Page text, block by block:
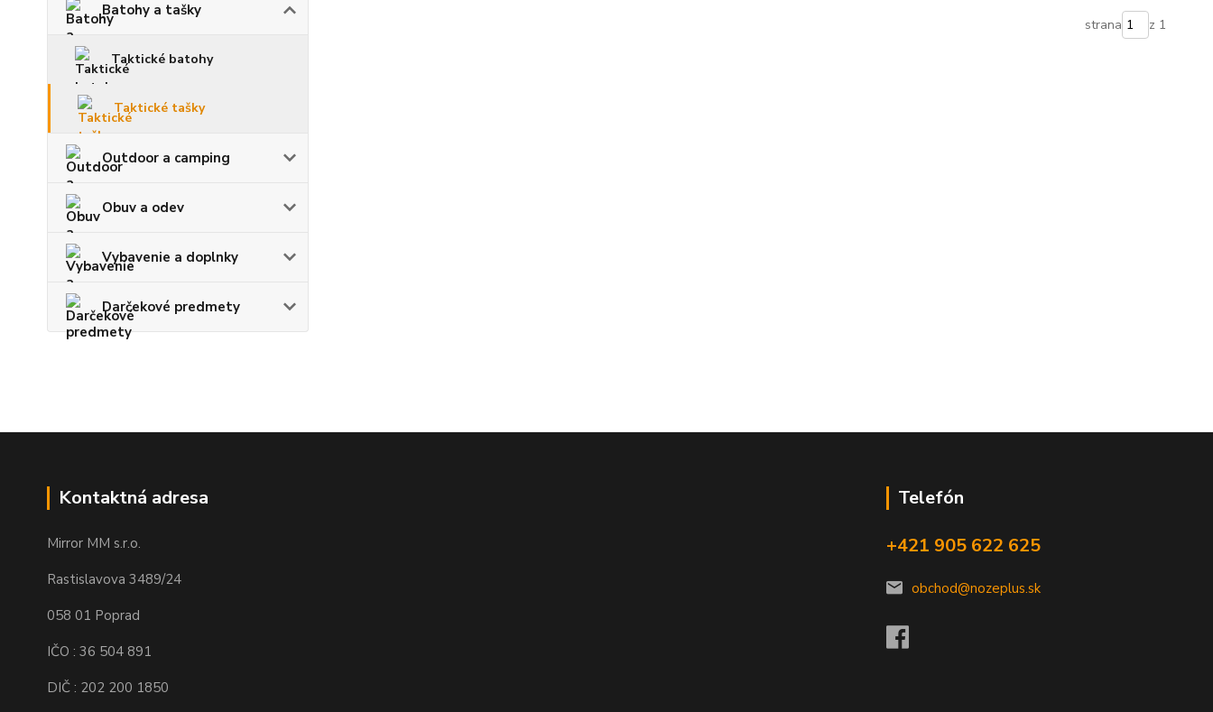
Batohy a tašky
Taktické batohy
Taktické tašky
Outdoor a camping
Obuv a odev
Vybavenie a doplnky
Darčekové predmety
strana z 1
Kontaktná adresa
Mirror MM s.r.o.
Rastislavova 3489/24
058 01 Poprad
IČO : 36 504 891
DIČ : 202 200 1850
Telefón
+421 905 622 625
obchod@nozeplus.sk